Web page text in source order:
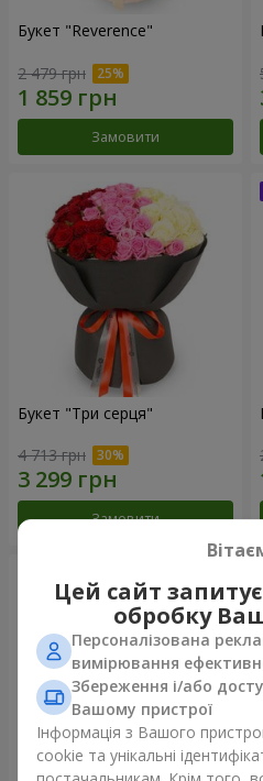
Букет "Reverence"
2 479 грн
Замовити
Букет "Три серця"
4 713 грн
Замовити
Цей сайт
обробку
Персоналізована
вимірювання
Збереження і/або
Вашому пристрої
Інформація з Вашого
cookie та унікальні